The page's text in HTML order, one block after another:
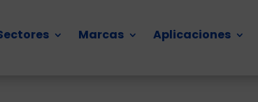
Marcas Aplicaciones